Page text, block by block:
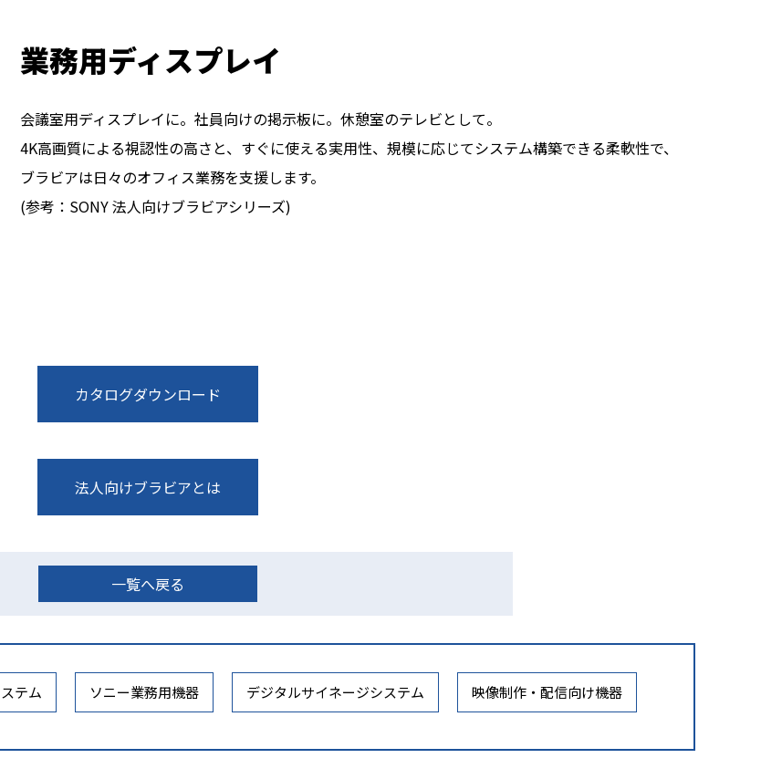
業務用ディスプレイ
会議室用ディスプレイに。社員向けの掲示板に。休憩室のテレビとして。
4K高画質による視認性の高さと、すぐに使える実用性、規模に応じてシステム構築できる柔軟性で、
ブラビアは日々のオフィス業務を支援します。
(参考：SONY 法人向けブラビアシリーズ)
カタログダウンロード
法人向けブラビアとは
一覧へ戻る
テム ソニー業務用機器 デジタルサイネージシステム 映像制作・配信向け機器